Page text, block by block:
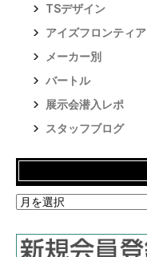
TSデザイン
アイズフロンティア
メーカー別
バートル
展示会潜入レポ
スタッフブログ
ア
ー
イ
ブ